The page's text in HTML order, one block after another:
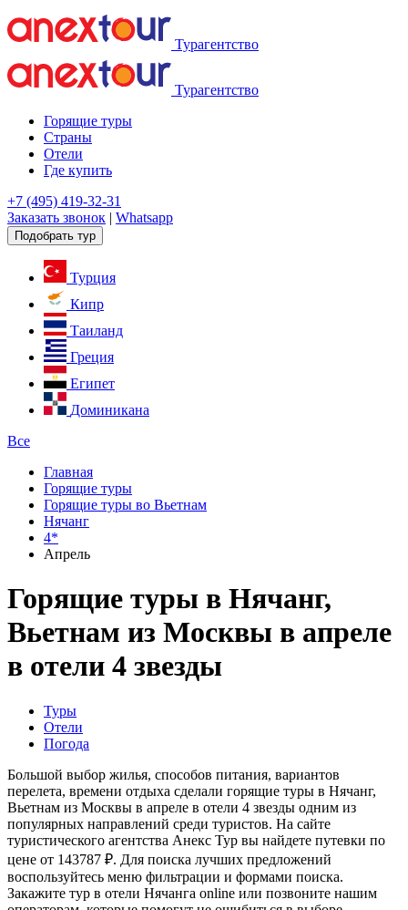
Турагентство
Турагентство
Горящие туры
Страны
Отели
Где купить
+7 (495) 419-32-31
Заказать звонок | Whatsapp
Подобрать тур
Турция
Кипр
Таиланд
Греция
Египет
Доминикана
Все
Главная
Горящие туры
Горящие туры во Вьетнам
Нячанг
4*
Апрель
Горящие туры в Нячанг,
Вьетнам из Москвы в апреле
в отели 4 звезды
Туры
Отели
Погода
Большой выбор жилья, способов питания, вариантов
перелета, времени отдыха сделали горящие туры в Нячанг,
Вьетнам из Москвы в апреле в отели 4 звезды одним из
популярных направлений среди туристов. На сайте
туристического агентства Анекс Тур вы найдете путевки по
цене от 143787 ₽. Для поиска лучших предложений
воспользуйтесь меню фильтрации и формами поиска.
Закажите тур в отели Нячанга online или позвоните нашим